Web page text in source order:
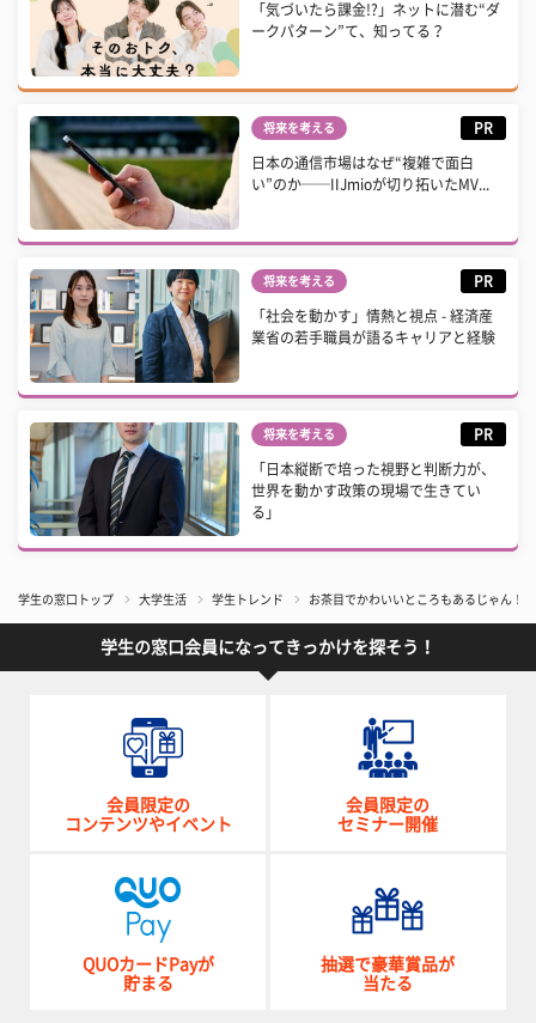
「気づいたら課金!?」ネットに潜む“ダ
ークパターン”て、知ってる？
将来を考える PR
日本の通信市場はなぜ“複雑で面白
い”のか──IIJmioが切り拓いたMV...
将来を考える PR
「社会を動かす」情熱と視点 - 経済産
業省の若手職員が語るキャリアと経験
将来を考える PR
「日本縦断で培った視野と判断力が、
世界を動かす政策の現場で生きてい
る」
学生の窓口トップ 大学生活 学生トレンド お茶目でかわいいところもあるじゃん！
学生の窓口会員になってきっかけを探そう！
会員限定の
コンテンツやイベント
会員限定の
セミナー開催
QUOカードPayが
貯まる
抽選で豪華賞品が
当たる